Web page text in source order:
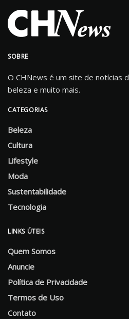
SOBRE
O CHNews é um site de notícias
beleza e muito mais.
CATEGORIAS
Beleza
Cultura
Lifestyle
Moda
Sustentabilidade
Tecnologia
LINKS ÚTEIS
Quem Somos
Anuncie
Política de Privacidade
Termos de Uso
Contato